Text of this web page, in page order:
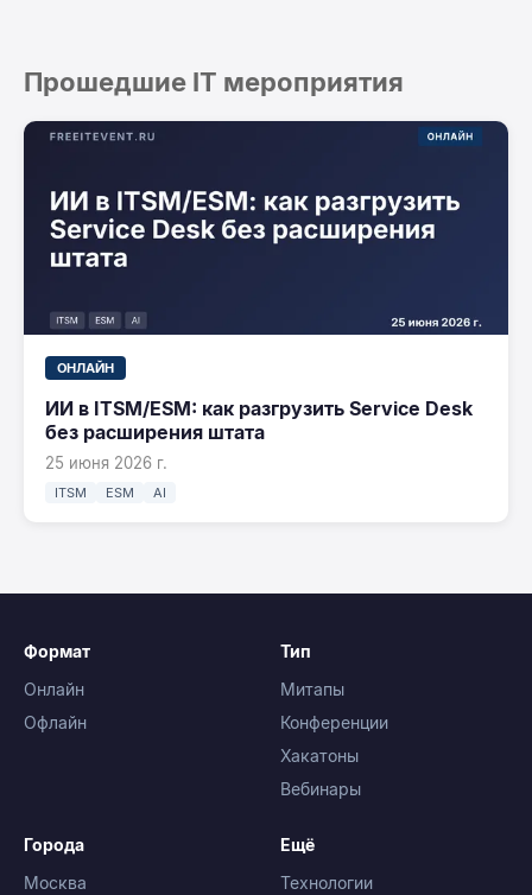
Прошедшие IT мероприятия
ОНЛАЙН
ИИ в ITSM/ESM: как разгрузить Service Desk
без расширения штата
25 июня 2026 г.
ITSM ESM AI
Формат
Онлайн
Офлайн
Тип
Митапы
Конференции
Хакатоны
Вебинары
Города
Москва
Ещё
Технологии